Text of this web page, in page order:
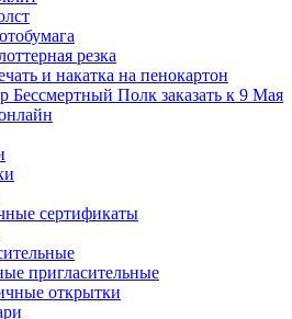
резка
и накатка на пенокартон
Бессмертный Полк заказать к 9 Мая
сертификаты
пригласительные
открытки